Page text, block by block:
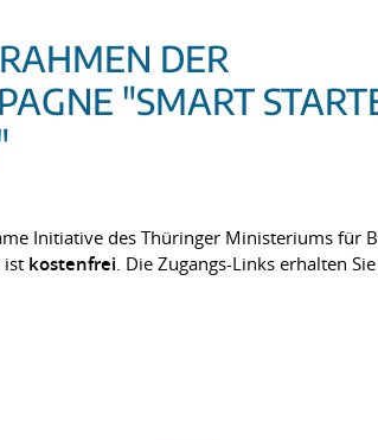
DER
"SMART
Initiative des Thüringer Ministeriums für
ist kostenfrei . Die Zugangs-Links erhalten